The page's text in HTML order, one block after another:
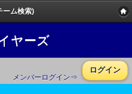
ーム検索)
ヤーズ
メンバーログイン⇒
ログイン